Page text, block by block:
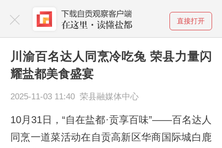
直接打开
川渝百名达人同烹冷吃兔 荣县力量闪
耀盐都美食盛宴
2025-11-03 11:40 荣县融媒体中心
10月31日，“自在盐都·贡享百味”——百名达人
同烹一道菜活动在自贡高新区华商国际城白鹿